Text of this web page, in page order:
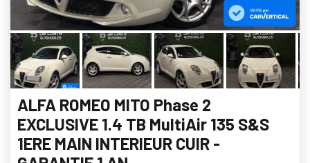
ALFA ROMEO MITO Phase 2
EXCLUSIVE 1.4 TB MultiAir 135 S&S
1ERE MAIN INTERIEUR CUIR -